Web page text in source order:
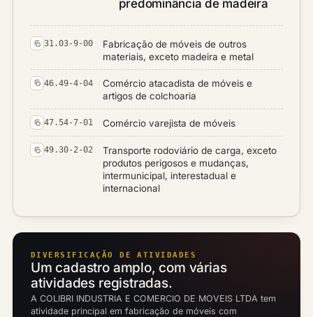
predominância de madeira
31.03-9-00
Fabricação de móveis de outros
materiais, exceto madeira e metal
46.49-4-04
Comércio atacadista de móveis e
artigos de colchoaria
47.54-7-01 Comércio varejista de móveis
49.30-2-02
Transporte rodoviário de carga, exceto
produtos perigosos e mudanças,
intermunicipal, interestadual e
internacional
DIVERSIFICAÇÃO DE ATIVIDADES
Um cadastro amplo, com várias
atividades registradas.
A COLIBRI INDUSTRIA E COMERCIO DE MOVEIS LTDA tem
atividade principal em fabricação de móveis com